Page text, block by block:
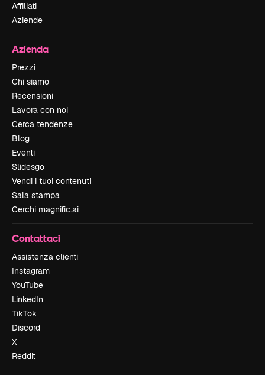
Affiliati
Aziende
Azienda
Prezzi
Chi siamo
Recensioni
Lavora con noi
Cerca tendenze
Blog
Eventi
Slidesgo
Vendi i tuoi contenuti
Sala stampa
Cerchi magnific.ai
Contattaci
Assistenza clienti
Instagram
YouTube
LinkedIn
TikTok
Discord
X
Reddit